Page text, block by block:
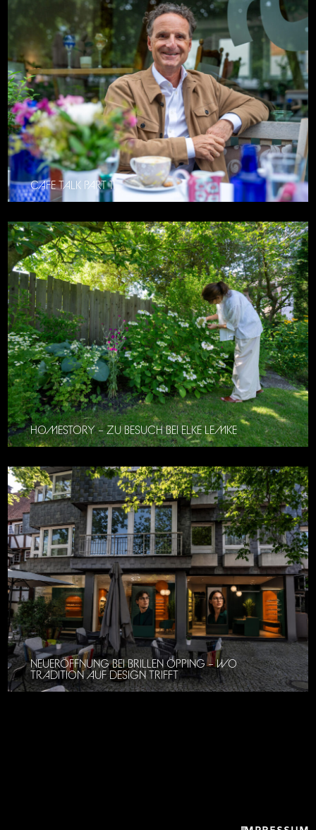
CAFE TALK PART 11
HOMESTORY – ZU BESUCH BEI ELKE LEMKE
NEUERÖFFNUNG BEI BRILLEN ÖPPING – WO
TRADITION AUF DESIGN TRIFFT